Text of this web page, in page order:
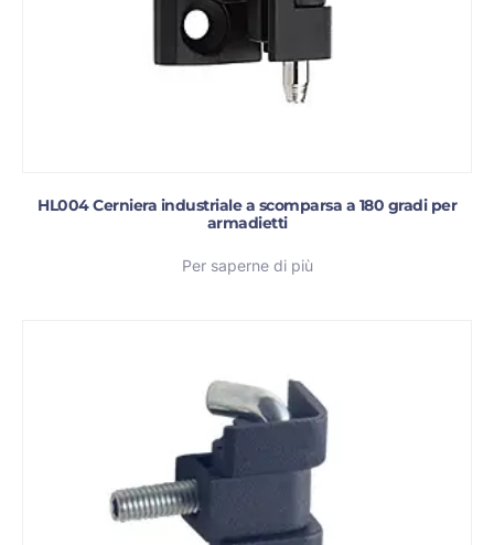
HL004 Cerniera industriale a scomparsa a 180 gradi per
armadietti
Per saperne di più